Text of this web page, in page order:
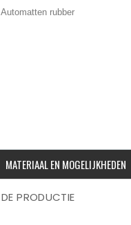
Automatten rubber
MATERIAAL EN MOGELIJKHEDEN
DE PRODUCTIE